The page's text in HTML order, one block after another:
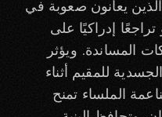
يعانون صعوبة في
إدراكيًا على
المساندة. ويؤثر
للمقيم أثناء
الملساء تمنح